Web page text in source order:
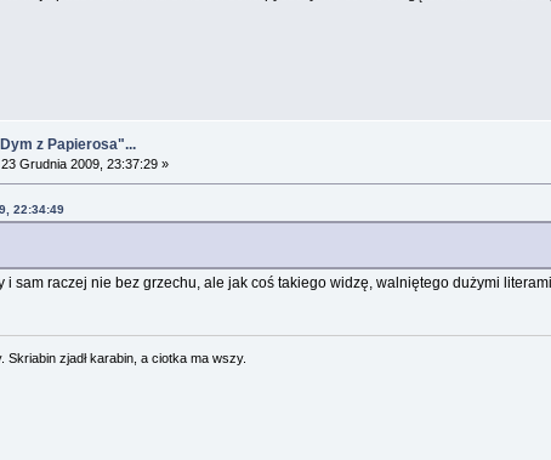
z Papierosa"...
23 Grudnia 2009, 23:37:29 »
22:34:49
i sam raczej nie bez grzechu, ale jak coś takiego widzę, walniętego dużymi
zjadł karabin, a ciotka ma wszy.